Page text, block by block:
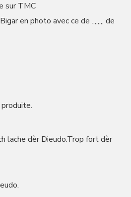
sur TMC
en photo avec ce de ..,,,,,, de
lache dèr Dieudo.Trop fort dèr